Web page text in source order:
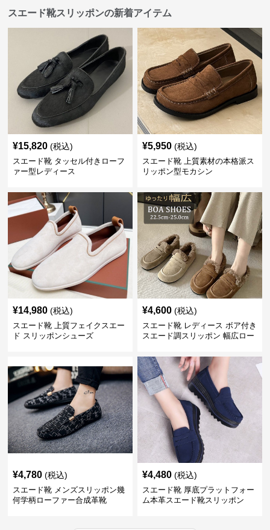
スエード靴スリッポンの新着アイテム
¥15,820 (税込)
スエード靴 タッセル付きローフ
ァー型レディース
¥5,950 (税込)
スエード靴 上質素材の本格派ス
リッポン型モカシン
¥14,980 (税込)
スエード靴 上質フェイクスエー
ド スリッポンシューズ
¥4,600 (税込)
スエード靴 レディース ボア付き
スエード調スリッポン 幅広ロー
¥4,780 (税込)
スエード靴 メンズスリッポン幾
何学柄ローファー合成革靴
¥4,480 (税込)
スエード靴 厚底プラットフォー
ム本革スエード靴スリッポン